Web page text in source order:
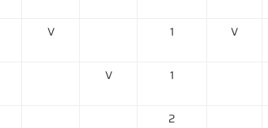
V 1 V
V 1
2